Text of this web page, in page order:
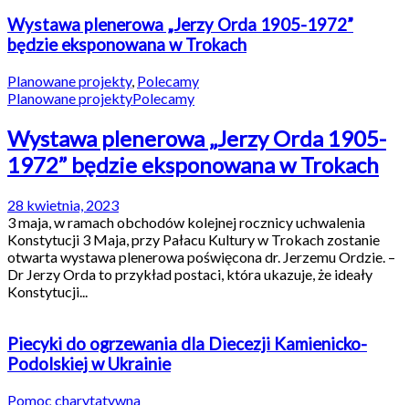
Wystawa plenerowa „Jerzy Orda 1905-1972”
będzie eksponowana w Trokach
Planowane projekty, Polecamy
Planowane projektyPolecamy
Wystawa plenerowa „Jerzy Orda 1905-
1972” będzie eksponowana w Trokach
28 kwietnia, 2023
3 maja, w ramach obchodów kolejnej rocznicy uchwalenia
Konstytucji 3 Maja, przy Pałacu Kultury w Trokach zostanie
otwarta wystawa plenerowa poświęcona dr. Jerzemu Ordzie. –
Dr Jerzy Orda to przykład postaci, która ukazuje, że ideały
Konstytucji...
Piecyki do ogrzewania dla Diecezji Kamienicko-
Podolskiej w Ukrainie
Pomoc charytatywna